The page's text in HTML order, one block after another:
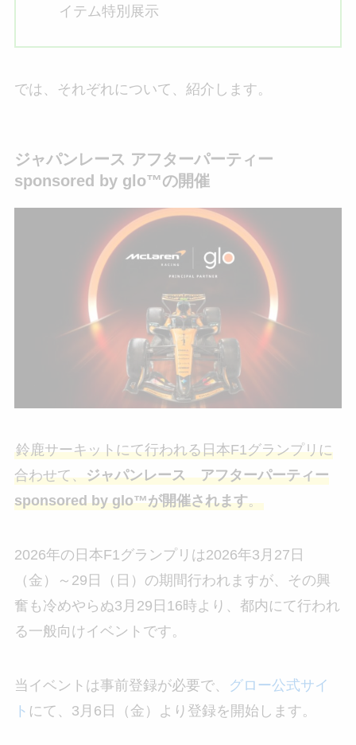
イテム特別展示
では、それぞれについて、紹介します。
ジャパンレース アフターパーティー
sponsored by glo™の開催
鈴鹿サーキットにて行われる日本F1グランプリに
合わせて、ジャパンレース アフターパーティー
sponsored by glo™が開催されます。
2026年の日本F1グランプリは2026年3月27日
（金）～29日（日）の期間行われますが、その興
奮も冷めやらぬ3月29日16時より、都内にて行われ
る一般向けイベントです。
当イベントは事前登録が必要で、
グロー公式サイ
ト にて、3月6日（金）より登録を開始します。